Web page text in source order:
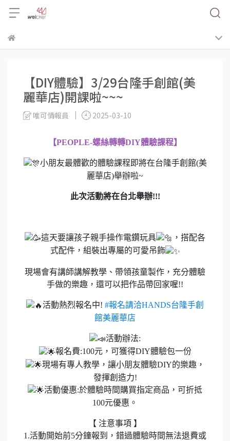
【DIY體驗】3/29台隆手創館(美
麗華店)開課啦~~~
唯可情報員 2025-03-10
【PEOPLE-螺絲轉轉DIY體驗課程】
小朋友最體歡的體驗課程即將在台隆手創館(美
麗華店)舉辦啦~
此次活動將在台北舉辦!!!
這天要讓孩子親手操作電鑽玩具
，搭配各
式配件，組裝出專屬的可愛吊飾
現場會有講師講解教學、帶領孩童製作，充分體驗
手做的樂趣，還可以把作品帶回家喔!!
活動熱烈報名中! #報名請洽HANDS台隆手創
館美麗華店
活動辦法:
報名費:100元，可獲得DIY體驗包一份
現場有專人教學，讓小朋友體驗DIY的樂趣，
發揮創造力!
活動優惠:於體驗時間購買指定商品，可折抵
100元優惠。
【 注意事項 】
1.活動開始前5分鐘報到，錯過體驗時間無法退費或